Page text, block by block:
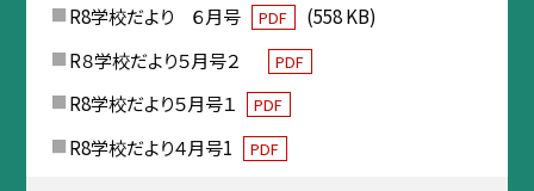
R8学校だより ６月号
PDF
(558 KB)
R８学校だより５月号２
PDF
R8学校だより５月号１ PDF
R8学校だより４月号1 PDF